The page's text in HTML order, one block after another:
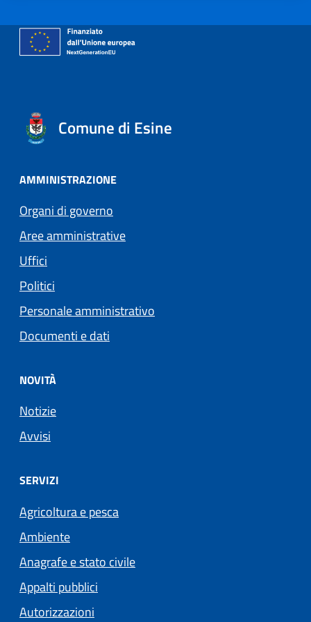
Comune di Esine
AMMINISTRAZIONE
Organi di governo
Aree amministrative
Uffici
Politici
Personale amministrativo
Documenti e dati
NOVITÀ
Notizie
Avvisi
SERVIZI
Agricoltura e pesca
Ambiente
Anagrafe e stato civile
Appalti pubblici
Autorizzazioni